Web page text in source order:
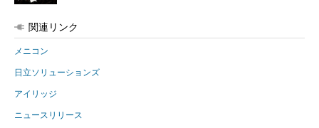
関連リンク
メニコン
日立ソリューションズ
アイリッジ
ニュースリリース